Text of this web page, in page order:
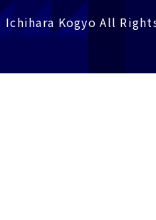
Ichihara Kogyo All